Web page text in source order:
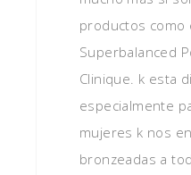
productos como
Superbalanced
Clinique. k esta
especialmente
mujeres k nos
bronzeadas a